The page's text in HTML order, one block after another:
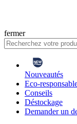
fermer
Nouveautés
Eco-
Conseils
Déstockage
Demander un